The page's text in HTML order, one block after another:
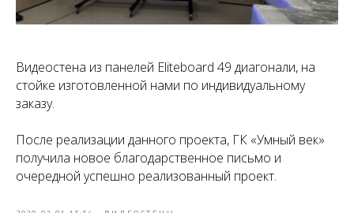
Видеостена из панелей Eliteboard 49 диагонали, на
стойке изготовленной нами по индивидуальному
заказу.
После реализации данного проекта, ГК «Умный век»
получила новое благодарственное письмо и
очередной успешно реализованный проект.